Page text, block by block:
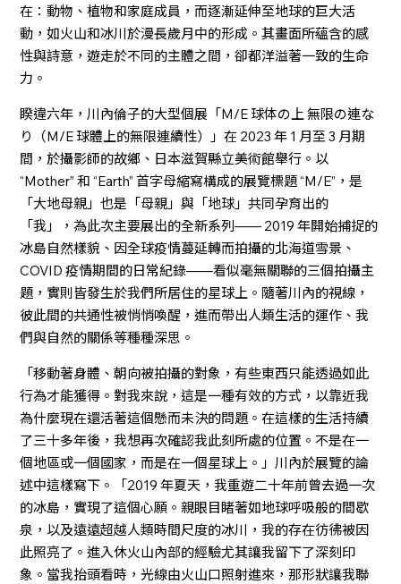
在：動物、植物和家庭成員，而逐漸延伸至地球的巨大活
動，如火山和冰川於漫長歲月中的形成。其畫面所蘊含的感
性與詩意，遊走於不同的主體之間，卻都洋溢著一致的生命
力。
睽違六年，川內倫子的大型個展「M/E 球体の上 無限の連な
り（M/E 球體上的無限連續性）」在 2023 年 1 月至 3 月期
間，於攝影師的故鄉、日本滋賀縣立美術館舉行。以
“Mother” 和 “Earth” 首字母縮寫構成的展覽標題 “M/E”，是
「大地母親」也是「母親」與「地球」共同孕育出的
「我」，為此次主要展出的全新系列—— 2019 年開始捕捉的
冰島自然樣貌、因全球疫情蔓延轉而拍攝的北海道雪景、
COVID 疫情期間的日常紀錄——看似毫無關聯的三個拍攝主
題，實則皆發生於我們所居住的星球上。隨著川內的視線，
彼此間的共通性被悄悄喚醒，進而帶出人類生活的運作、我
們與自然的關係等種種深思。
「移動著身體、朝向被拍攝的對象，有些東西只能透過如此
行為才能獲得。對我來說，這是一種有效的方式，以靠近我
為什麼現在還活著這個懸而未決的問題。在這樣的生活持續
了三十多年後，我想再次確認我此刻所處的位置。不是在一
個地區或一個國家，而是在一個星球上。」川內於展覽的論
述中這樣寫下。「2019 年夏天，我重遊二十年前曾去過一次
的冰島，實現了這個心願。親眼目睹著如地球呼吸般的間歇
泉，以及遠遠超越人類時間尺度的冰川，我的存在彷彿被因
此照亮了。進入休火山內部的經驗尤其讓我留下了深刻印
象。當我抬頭看時，光線由火山口照射進來，那形狀讓我聯